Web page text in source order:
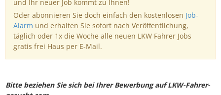
und Ihr neuer Job kommt zu Ihnen!
Oder abonnieren Sie doch einfach den kostenlosen Job-
Alarm und erhalten Sie sofort nach Veröffentlichung,
täglich oder 1x die Woche alle neuen LKW Fahrer Jobs
gratis frei Haus per E-Mail.
Bitte beziehen Sie sich bei Ihrer Bewerbung auf LKW-Fahrer-